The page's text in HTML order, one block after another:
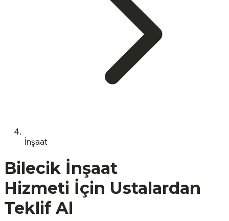
İnşaat
Bilecik İnşaat
Hizmeti İçin Ustalardan
Teklif Al